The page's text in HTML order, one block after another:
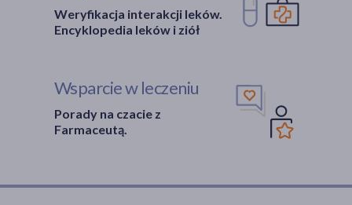
Weryfikacja interakcji leków.
Encyklopedia leków i ziół
Wsparcie w leczeniu
Porady na czacie z
Farmaceutą.